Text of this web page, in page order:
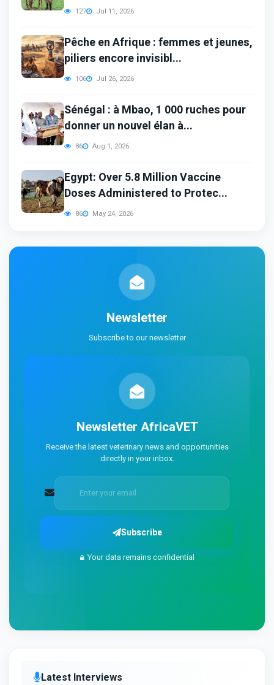
127 Jul 11, 2026
Pêche en Afrique : femmes et jeunes,
piliers encore invisibl...
106 Jul 26, 2026
Sénégal : à Mbao, 1 000 ruches pour
donner un nouvel élan à...
86 Aug 1, 2026
Egypt: Over 5.8 Million Vaccine
Doses Administered to Protec...
86 May 24, 2026
Newsletter
Subscribe to our newsletter
Newsletter AfricaVET
Receive the latest veterinary news and opportunities
directly in your inbox.
Subscribe
Your data remains confidential
Latest Interviews